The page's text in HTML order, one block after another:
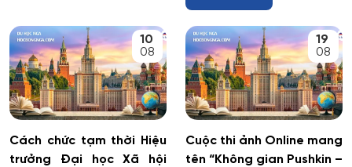
10
08
Cách chức tạm thời Hiệu
trưởng Đại học Xã hội
19
08
Cuộc thi ảnh Online mang
tên “Không gian Pushkin –